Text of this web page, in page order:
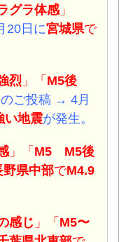
グラ体感 」
20日に宮城県で
烈 」「 M5後
のご投稿 → 4月
い地震が発生。
」「 M5 M5後
野県中部でM4.9
感じ 」「 M5〜